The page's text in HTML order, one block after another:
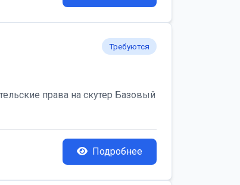
Требуются
права на скутер Базовый
Подробнее